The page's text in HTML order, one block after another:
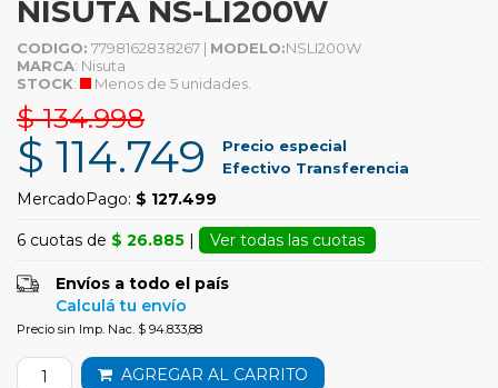
NISUTA NS-LI200W
CODIGO: 7798162838267 | MODELO:NSLI200W
MARCA: Nisuta
STOCK: Menos de 5 unidades.
$ 134.998
$ 114.749
Precio especial
Efectivo Transferencia
MercadoPago: $ 127.499
6 cuotas de $ 26.885 | Ver todas las cuotas
Envíos a todo el país
Calculá tu envío
Precio sin Imp. Nac. $ 94.833,88
AGREGAR AL CARRITO